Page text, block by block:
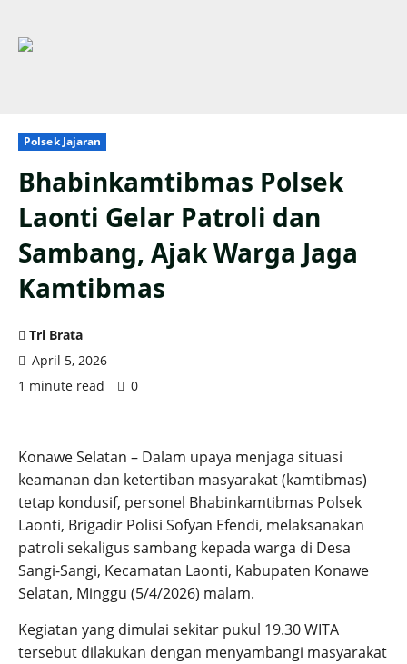
Polsek Jajaran
Bhabinkamtibmas Polsek
Laonti Gelar Patroli dan
Sambang, Ajak Warga Jaga
Kamtibmas
Tri Brata
April 5, 2026
1 minute read
0
Konawe Selatan – Dalam upaya menjaga situasi
keamanan dan ketertiban masyarakat (kamtibmas)
tetap kondusif, personel Bhabinkamtibmas Polsek
Laonti, Brigadir Polisi Sofyan Efendi, melaksanakan
patroli sekaligus sambang kepada warga di Desa
Sangi-Sangi, Kecamatan Laonti, Kabupaten Konawe
Selatan, Minggu (5/4/2026) malam.
Kegiatan yang dimulai sekitar pukul 19.30 WITA
tersebut dilakukan dengan menyambangi masyarakat